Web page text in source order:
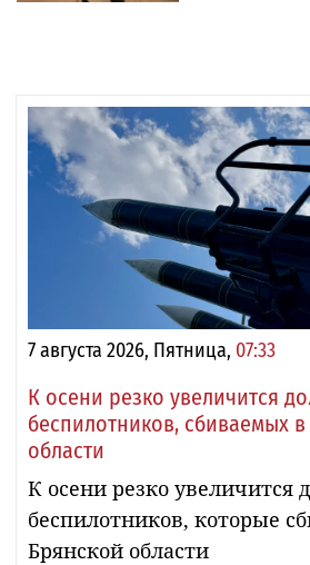
7 августа 2026, Пятница, 07:33
К осени резко увеличится
беспилотников, сбиваемых
области
К осени резко увеличится
беспилотников, которые
Брянской области